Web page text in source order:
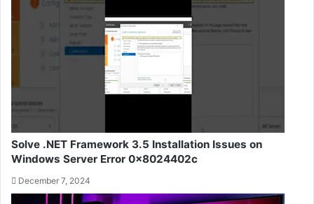
Solve .NET Framework 3.5 Installation Issues on
Windows Server Error 0x8024402c
December 7, 2024